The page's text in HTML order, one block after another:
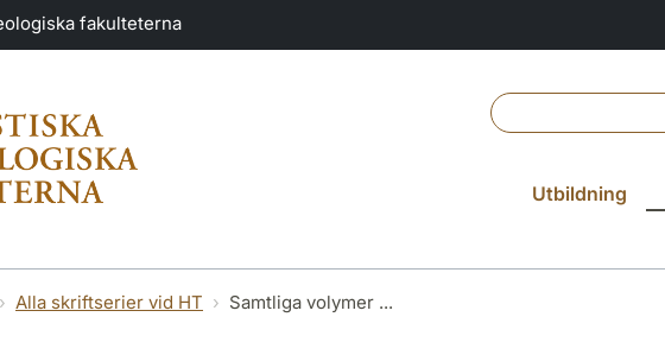
fakulteterna
Utbildning
Alla skriftserier vid HT Samtliga volymer ...